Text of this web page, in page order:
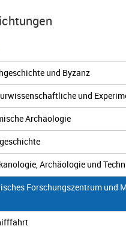
und Byzanz
und
Archäologie
Archäologie und
Forschungszentrum und